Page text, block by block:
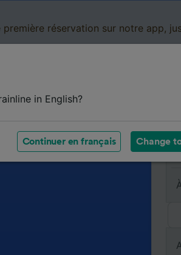
réservation sur notre app,
in English?
Continuer en français Change